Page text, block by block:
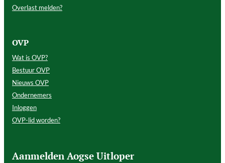
Overlast melden?
OVP
Wat is OVP?
Bestuur OVP
Nieuws OVP
Ondernemers
Inloggen
OVP-lid worden?
Aanmelden Aogse Uitloper